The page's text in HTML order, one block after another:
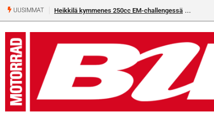
UUSIMMAT Heikkilä kymmenes 250cc EM-challengessä